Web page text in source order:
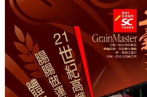
１．透過由恩沛科技股份有限公司提供之「AFTEE
易，需依本服務之必要範圍內提供個人資料，並將
權轉讓予恩沛科技股份有限公司。
２．關於個人資料處理事宜，請瀏覽以下網址：
https://aftee.tw/terms/#terms3
３．未成年的使用者請事先徵得法定代理人或監護
「AFTEE先享後付」，若未經同意申辦者引起之損
任。
４．使用「AFTEE先享後付」時，將依據個別帳號
時審查核予不同之上限額度；若仍有額度不足之情
請求用戶進行身份認證。
每筆NT$60，滿NT$699(含以上)免運費
宅配
每筆NT$100，滿NT$1,000(含以上)免運費
離島宅配
每筆NT$220，滿NT$2,000(含以上)免運費
國際宅配-直送海外